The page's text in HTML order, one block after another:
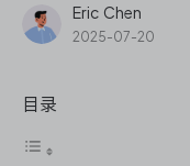
Eric Chen
2025-07-20
目录